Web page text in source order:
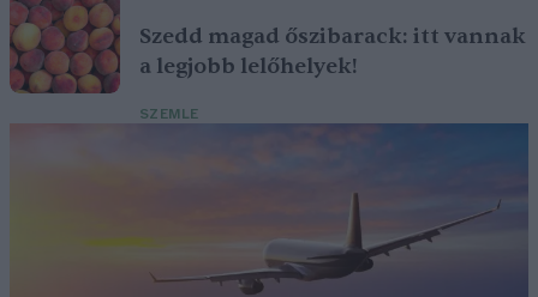
Szedd magad őszibarack: itt vannak
a legjobb lelőhelyek!
SZEMLE